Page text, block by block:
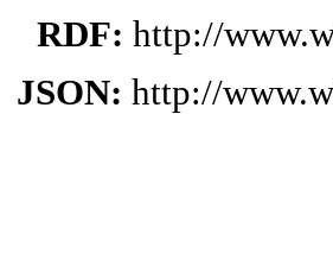
RDF: http://
JSON: http://